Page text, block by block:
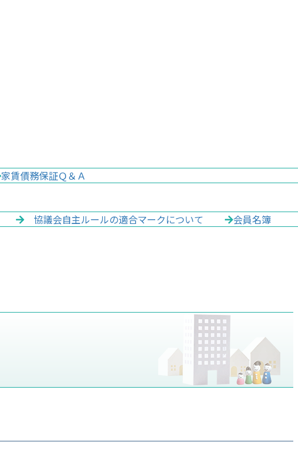
家賃債務保証Ｑ＆Ａ
協議会自主ルールの適合マークについて 会員名簿